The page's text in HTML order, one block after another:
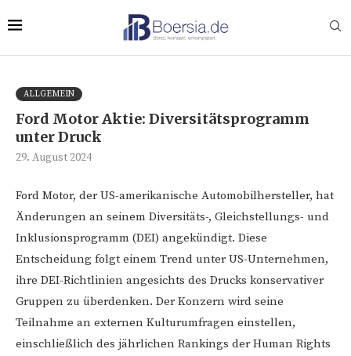
ALLGEMEIN
Ford Motor Aktie: Diversitätsprogramm
unter Druck
29. August 2024
Ford Motor, der US-amerikanische Automobilhersteller, hat
Änderungen an seinem Diversitäts-, Gleichstellungs- und
Inklusionsprogramm (DEI) angekündigt. Diese
Entscheidung folgt einem Trend unter US-Unternehmen,
ihre DEI-Richtlinien angesichts des Drucks konservativer
Gruppen zu überdenken. Der Konzern wird seine
Teilnahme an externen Kulturumfragen einstellen,
einschließlich des jährlichen Rankings der Human Rights